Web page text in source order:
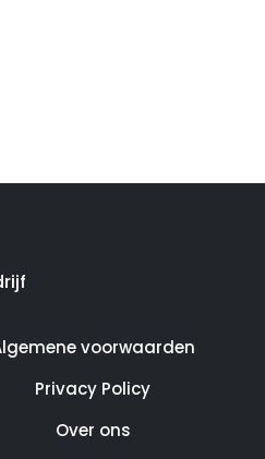
voorwaarden
Privacy Policy
Over ons